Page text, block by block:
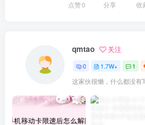
点赞0 分享 收
qmtao 关注
0 1.7W+ 1
这家伙很懒，什么都没有